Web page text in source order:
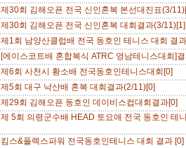
제30회 김해오픈 전국 신인혼복 본선대진표(3/
제30회 김해오픈 전국 신인혼복 대회결과(3/11)[1]
제1회 남양산클럽배 전국 동호인 테니스 대회 결
[에이스코트배 혼합복식 ATRC 영남테니스대회]
제6회 사천시 황소배 전국동호인테니스대회[0]
제5회 대구 낙산배 혼복 대회결과(2/11)[0]
제29회 김해오픈 동호인 데이비스컵대회결과[0]
제 5회 의령군수배 HEAD 토요애 전국 동호인 테
킴스&플렉스파워 전국동호인테니스 대회 결과 [0]